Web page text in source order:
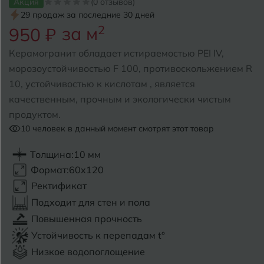
29 продаж за последние 30 дней
950 ₽ за м2
Керамогранит обладает истираемостью PEI IV,
морозоустойчивостью F 100, противоскольжением R
10, устойчивостью к кислотам , является
качественным, прочным и экологически чистым
продуктом.
10 человек в данный момент смотрят этот товар
Толщина:10 мм
Формат:60x120
Ректификат
Подходит для стен и пола
Повышенная прочность
Устойчивость к перепадам t°
Низкое водопоглощение
Барнаул
Белгород
Белореченск
Боровичи
Брянск
Бугульма
Бугуруслан
В Великий Новгород
Владимир
Ростов-на-Дону
Рыбинск
Рязань